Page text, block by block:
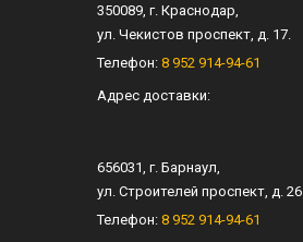
350089 , г. Краснодар
ул. Чекистов проспект, д. 17
Телефон: 8 952 914-94-61
Адрес доставки:
656031 , г. Барнаул
ул. Строителей проспект, д. 26
Телефон: 8 952 914-94-61